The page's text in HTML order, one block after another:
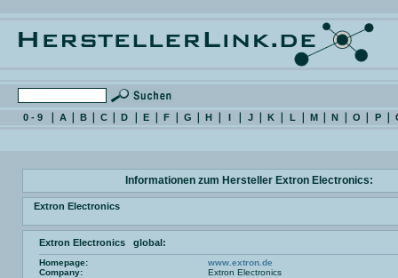
0 - 9 A B C D E F G H I J K L M N O P
Informationen zum Hersteller Extron Electronics:
Extron Electronics
Extron Electronics global:
Homepage:
www.extron.de
Company:
Extron Electronics